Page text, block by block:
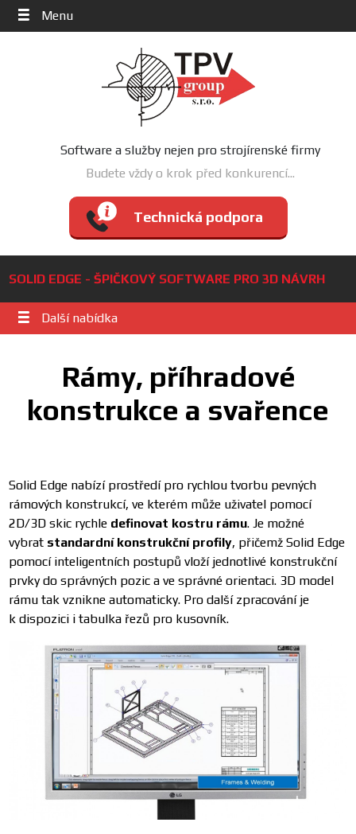
Menu
Software a služby nejen pro strojírenské firmy
Budete vždy o krok před konkurencí...
Technická podpora
SOLID EDGE - ŠPIČKOVÝ SOFTWARE PRO 3D NÁVRH
Další nabídka
Rámy, příhradové
konstrukce a svařence
Solid Edge nabízí prostředí pro rychlou tvorbu pevných
rámových konstrukcí, ve kterém může uživatel pomocí
2D/3D skic rychle definovat kostru rámu. Je možné
vybrat standardní konstrukční profily, přičemž Solid Edge
pomocí inteligentních postupů vloží jednotlivé konstrukční
prvky do správných pozic a ve správné orientaci. 3D model
rámu tak vznikne automaticky. Pro další zpracování je
k dispozici i tabulka řezů pro kusovník.